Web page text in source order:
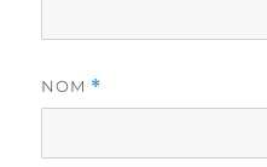
NOM *